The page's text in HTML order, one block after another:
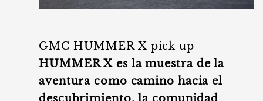
GMC HUMMER X pick up
HUMMER X es la muestra de la
aventura como camino hacia el